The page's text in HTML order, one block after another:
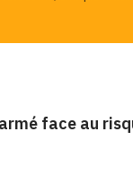
face au